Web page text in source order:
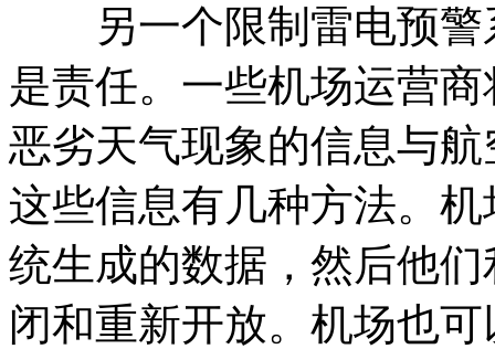
另一个限制雷电预警
是责任。一些机场运营
恶劣天气现象的信息与
这些信息有几种方法。
统生成的数据，然后他
闭和重新开放。机场也